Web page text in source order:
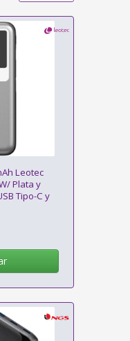
Leotec
Plata y
Tipo-C y